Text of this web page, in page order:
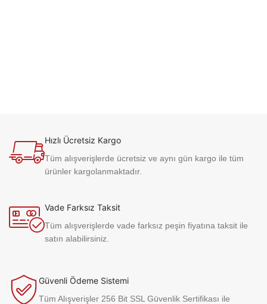
Hızlı Ücretsiz Kargo
Tüm alışverişlerde ücretsiz ve aynı gün kargo ile tüm
ürünler kargolanmaktadır.
Vade Farksız Taksit
Tüm alışverişlerde vade farksız peşin fiyatına taksit ile
satın alabilirsiniz.
Güvenli Ödeme Sistemi
Tüm Alışverişler 256 Bit SSL Güvenlik Sertifikası ile